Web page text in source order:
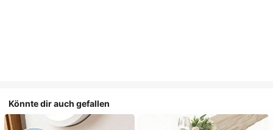
Könnte dir auch gefallen